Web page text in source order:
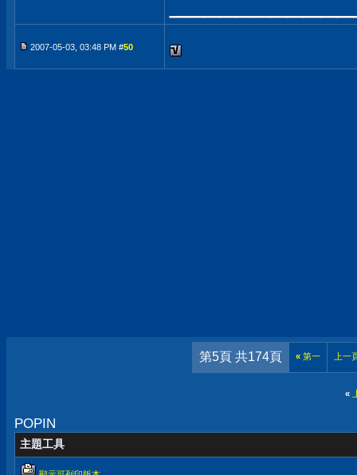
2007-05-03, 03:48 PM #50
第5頁 共174頁 «第一 上一
«
POPIN
主題工具